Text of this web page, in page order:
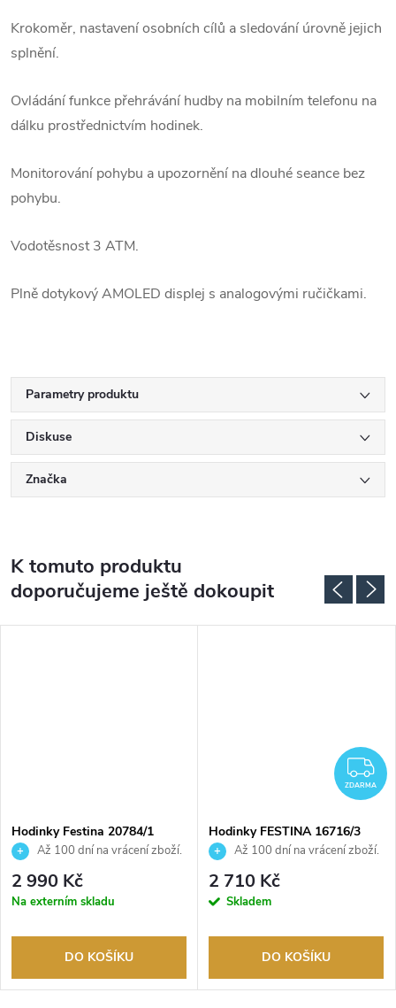
Krokoměr, nastavení osobních cílů a sledování úrovně jejich
splnění.
Ovládání funkce přehrávání hudby na mobilním telefonu na
dálku prostřednictvím hodinek.
Monitorování pohybu a upozornění na dlouhé seance bez
pohybu.
Vodotěsnost 3 ATM.
Plně dotykový AMOLED displej s analogovými ručičkami.
Parametry produktu
Diskuse
Značka
K tomuto produktu
doporučujeme ještě dokoupit
Hodinky Festina 20784/1
Až 100 dní na vrácení zboží.
Autorizovaný prodejce.
2 990 Kč
Na externím skladu
DO KOŠÍKU
ZDARMA
Hodinky FESTINA 16716/3
Až 100 dní na vrácení zboží.
Autorizovaný prodejce.
2 710 Kč
Skladem
DO KOŠÍKU